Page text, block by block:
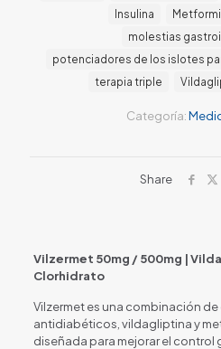
Categoría:
Insulina
molestias
potenciadores de los islotes
terapia triple
Share
Vilzermet 50mg / 500mg |
Clorhidrato
Vilzermet es una combinación
antidiabéticos, vildagliptina y
diseñada para mejorar el